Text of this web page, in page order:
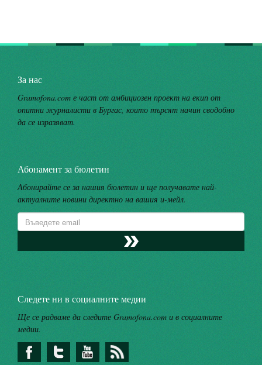
За нас
Gramofona.com е част от амбициозен проект на екип от
опитни журналисти в Бургас, които търсят начин сводобно
да се изразяват.
Абонамент за бюлетин
Абонирайте се за нашия бюлетин и ще получавате най-
актуалните новини директно на вашия и-мейл.
Следете ни в социалните медии
Ще се радваме да следите Gramofona.com и в социалните
медии.